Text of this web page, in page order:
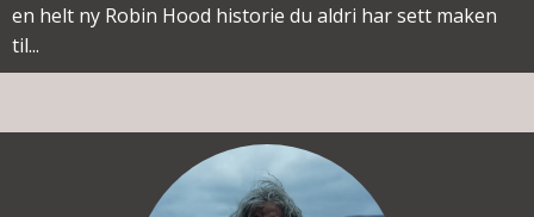
en helt ny Robin Hood historie du aldri har sett maken
til...